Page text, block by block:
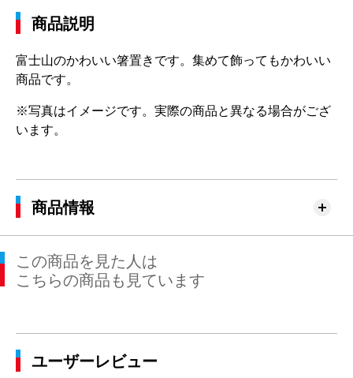
商品説明
富士山のかわいい箸置きです。集めて飾ってもかわいい
商品です。
※写真はイメージです。実際の商品と異なる場合がござ
います。
商品情報
この商品を見た人は
こちらの商品も見ています
ユーザーレビュー